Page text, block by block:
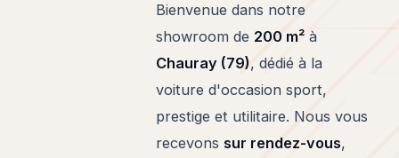
Sur
RENDEZ-
VOUS
Bienvenue dans notre
showroom de 200 m² à
Chauray (79), dédié à la
voiture d'occasion sport,
prestige et utilitaire. Nous vous
recevons sur rendez-vous,